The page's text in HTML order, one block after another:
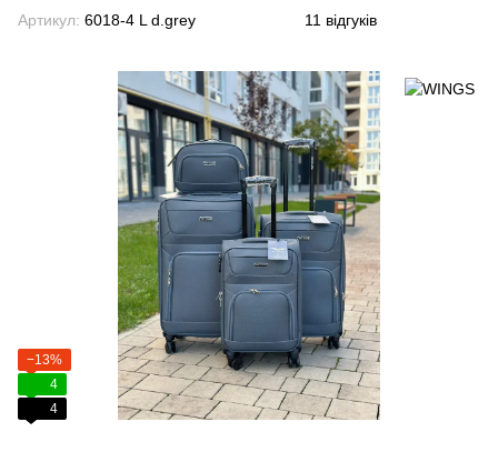
Артикул: 6018-4 L d.grey 11 відгуків
−13%
4
4